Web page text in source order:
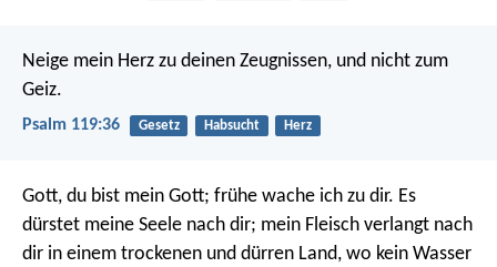
Neige mein Herz zu deinen Zeugnissen, und nicht zum
Geiz.
Psalm 119:36 Gesetz Habsucht Herz
Gott, du bist mein Gott; frühe wache ich zu dir. Es
dürstet meine Seele nach dir; mein Fleisch verlangt nach
dir in einem trockenen und dürren Land, wo kein Wasser